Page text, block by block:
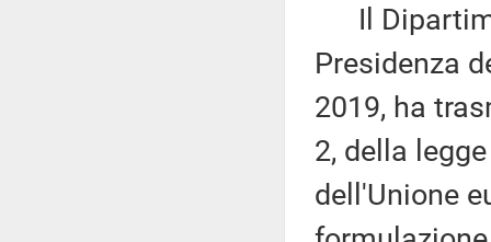
Il
Presidenza
2019, ha
2, della
dell'Unione